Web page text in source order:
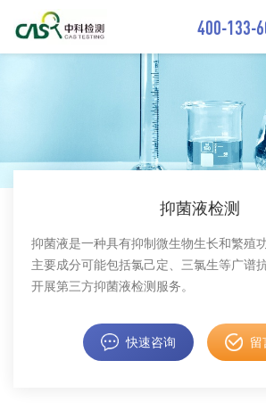
400-133-
抑菌液检测
抑菌液是一种具有抑制微生物生长和繁殖
主要成分可能包括氯己定、三氯生等广谱
开展第三方抑菌液检测服务。
快速咨询 留